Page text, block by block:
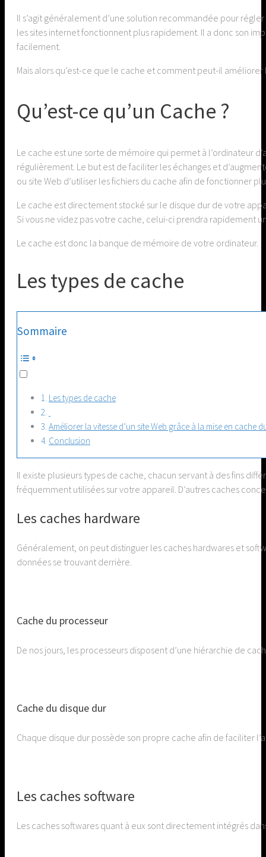
Il s’agit généralement d’une solution recommandée pour
les sites internet fonctionnent plus rapidement. Il a donc son
facilement.
Mais alors qu’est-ce que le cache et comment peut-il améliorer
Qu’est-ce qu’un Cache ?
Le cache est une sorte de mémoire qui permet à l’ordinateur
régulièrement. Le but est de faciliter les échanges et
ou site Web d’utiliser les fichiers du cache afin de fonctionner
Le cache est directement stocké sur le disque dur de votre
Si vous ne videz pas votre cache, celui-ci prendra rapidement
Le cache est donc la banque de mémoire de votre ordinateur.
Les types de cache
Sommaire
Les types de cache
Améliorer la vitesse d’un site Web grâce à la mise en cache
Conclusion
Il existe plusieurs types de cache, chacun servant à des fins
fréquemment utilisées sur votre appareil. D’autres caches
Les caches hardware
Généralement, on peut distinguer les caches hardwares et
données se trouvant derrière.
Cache du processeur
De nos jours, les processeurs disposent d’une hiérarchie de
Cache du disque dur
Chaque disque dur possède son propre cache afin de faciliter
Les caches software
Les caches softwares quant à eux sont directement intégrés